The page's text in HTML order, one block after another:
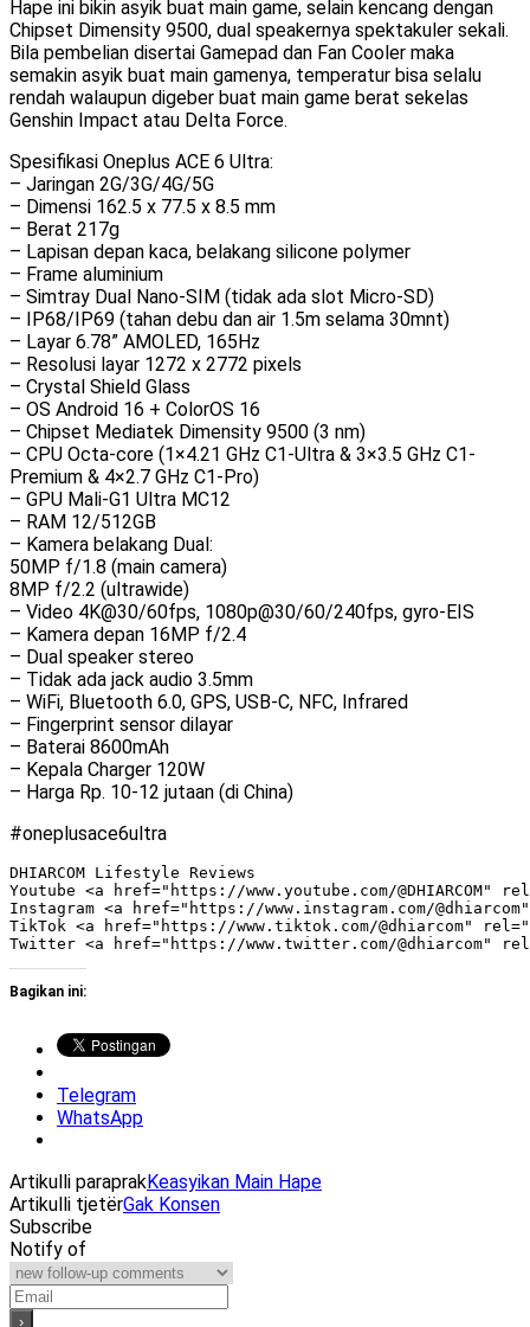
Hape ini bikin asyik buat main game, selain kencang dengan
Chipset Dimensity 9500, dual speakernya spektakuler sekali.
Bila pembelian disertai Gamepad dan Fan Cooler maka
semakin asyik buat main gamenya, temperatur bisa selalu
rendah walaupun digeber buat main game berat sekelas
Genshin Impact atau Delta Force.
Spesifikasi Oneplus ACE 6 Ultra:
– Jaringan 2G/3G/4G/5G
– Dimensi 162.5 x 77.5 x 8.5 mm
– Berat 217g
– Lapisan depan kaca, belakang silicone polymer
– Frame aluminium
– Simtray Dual Nano-SIM (tidak ada slot Micro-SD)
– IP68/IP69 (tahan debu dan air 1.5m selama 30mnt)
– Layar 6.78” AMOLED, 165Hz
– Resolusi layar 1272 x 2772 pixels
– Crystal Shield Glass
– OS Android 16 + ColorOS 16
– Chipset Mediatek Dimensity 9500 (3 nm)
– CPU Octa-core (1×4.21 GHz C1-Ultra & 3×3.5 GHz C1-
Premium & 4×2.7 GHz C1-Pro)
– GPU Mali-G1 Ultra MC12
– RAM 12/512GB
– Kamera belakang Dual:
50MP f/1.8 (main camera)
8MP f/2.2 (ultrawide)
– Video 4K@30/60fps, 1080p@30/60/240fps, gyro-EIS
– Kamera depan 16MP f/2.4
– Dual speaker stereo
– Tidak ada jack audio 3.5mm
– WiFi, Bluetooth 6.0, GPS, USB-C, NFC, Infrared
– Fingerprint sensor dilayar
– Baterai 8600mAh
– Kepala Charger 120W
– Harga Rp. 10-12 jutaan (di China)
#oneplusace6ultra
DHIARCOM Lifestyle Reviews
Youtube <a href="https://www.youtube.com/@DHIARCOM"
Instagram <a href="https://www.instagram.com/
TikTok <a href="https://www.tiktok.com/@dhiarcom"
Bagikan ini:
Telegram
WhatsApp
Artikulli paraprakKeasyikan Main Hape
Artikulli tjetërGak Konsen
Subscribe
Notify of